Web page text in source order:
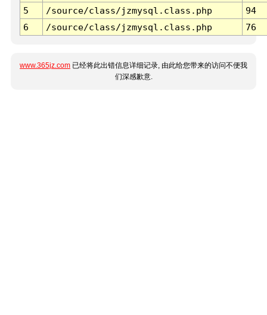
5
/source/class/jzmysql.class.php
94
6
/source/class/jzmysql.class.php 76
www.365jz.com 已经将此出错信息详细记录, 由此给您带来的访问不便我
们深感歉意.